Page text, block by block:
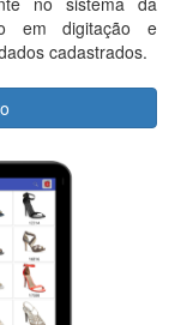
em digitação e
cadastrados.